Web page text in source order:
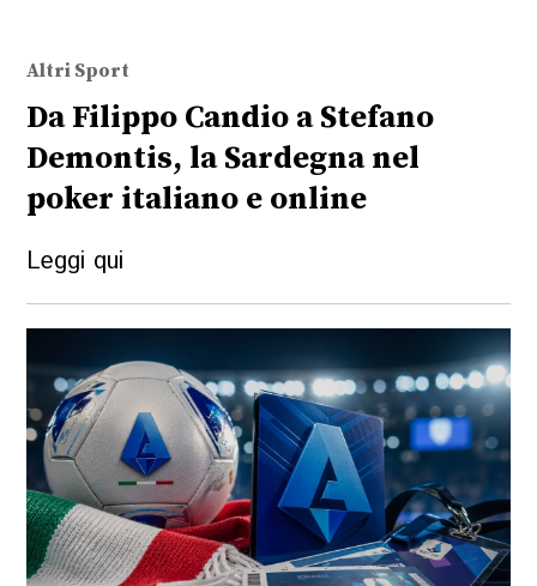
Altri Sport
Da Filippo Candio a Stefano
Demontis, la Sardegna nel
poker italiano e online
Leggi qui